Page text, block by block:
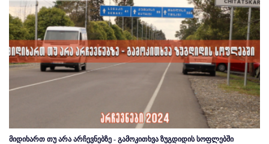
მიდიხართ თუ არა არჩევნებზე - გამოკითხვა ზუგდიდის სოფლებში